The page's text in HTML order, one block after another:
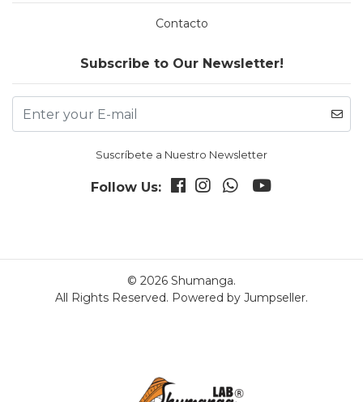
Contacto
Subscribe to Our Newsletter!
Suscríbete a Nuestro Newsletter
Follow Us:
© 2026 Shumanga.
All Rights Reserved. Powered by Jumpseller.